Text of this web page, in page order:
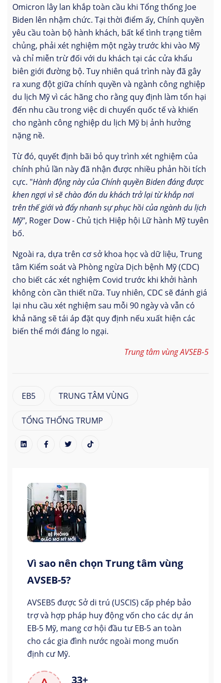
Omicron lây lan khắp toàn cầu khi Tổng thống Joe
Biden lên nhậm chức. Tại thời điểm ấy, Chính quyền
yêu cầu toàn bộ hành khách, bất kể tình trạng tiêm
chủng, phải xét nghiệm một ngày trước khi vào Mỹ
và chỉ miễn trừ đối với du khách tại các cửa khẩu
biên giới đường bộ. Tuy nhiên quá trình này đã gây
ra xung đột giữa chính quyền và ngành công nghiệp
du lịch Mỹ vì các hãng cho rằng quy định làm tổn hại
đến nhu cầu trong việc di chuyển quốc tế và khiến
cho ngành công nghiệp du lịch Mỹ bị ảnh hưởng
nặng nề.
Từ đó, quyết định bãi bỏ quy trình xét nghiệm của
chính phủ lần này đã nhận được nhiều phản hồi tích
cực. "Hành động này của Chính quyền Biden đáng được
khen ngợi vì sẽ chào đón du khách trở lại từ khắp nơi
trên thế giới và đẩy nhanh sự phục hồi của ngành du lịch
Mỹ", Roger Dow - Chủ tịch Hiệp hội Lữ hành Mỹ tuyên
bố.
Ngoài ra, dựa trên cơ sở khoa học và dữ liệu, Trung
tâm Kiểm soát và Phòng ngừa Dịch bệnh Mỹ (CDC)
cho biết các xét nghiệm Covid trước khi khởi hành
không còn cần thiết nữa. Tuy nhiên, CDC sẽ đánh giá
lại nhu cầu xét nghiệm sau mỗi 90 ngày và vẫn có
khả năng sẽ tái áp đặt quy định nếu xuất hiện các
biến thể mới đáng lo ngại.
Trung tâm vùng AVSEB-5
EB5 TRUNG TÂM VÙNG
TỔNG THỐNG TRUMP
Vì sao nên chọn Trung tâm vùng
AVSEB-5?
AVSEB5 được Sở di trú (USCIS) cấp phép bảo
trợ và hợp pháp huy động vốn cho các dự án
EB-5 Mỹ, mang cơ hội đầu tư EB-5 an toàn
cho các gia đình nước ngoài mong muốn
định cư Mỹ.
33+